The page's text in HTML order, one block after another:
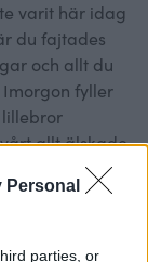
Personal
parties, or
varit här idag
du fajtades
och allt du
fyller
allt älskade
ingen
för dig! ALLT!